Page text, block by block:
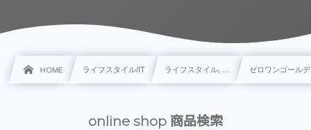
HOME ライフスタイル/IT ライフスタイル, … ゼロワンゴール
online shop 商品検索